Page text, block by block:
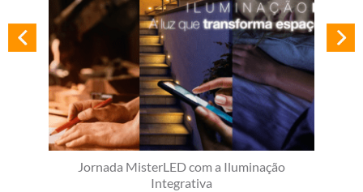
Jornada MisterLED com a Iluminação
Integrativa